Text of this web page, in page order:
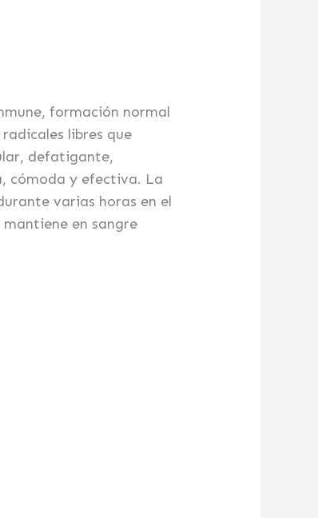
formación normal
libres que
defatigante,
cómoda y efectiva. La
varias horas en el
en sangre